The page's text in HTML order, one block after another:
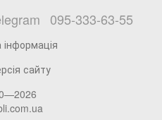
095-333-63-55
сайту